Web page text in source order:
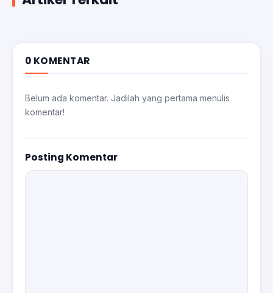
0 KOMENTAR
Belum ada komentar. Jadilah yang pertama menulis
komentar!
Posting Komentar